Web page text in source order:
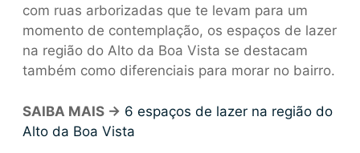
com ruas arborizadas que te levam para um
momento de contemplação, os espaços de lazer
na região do Alto da Boa Vista se destacam
também como diferenciais para morar no bairro.
SAIBA MAIS -> 6 espaços de lazer na região do
Alto da Boa Vista